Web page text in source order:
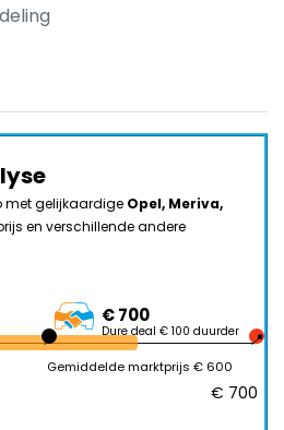
met gelijkaardige Opel, Meriva,
en verschillende andere
€ 700
Dure deal € 100 duurder
Gemiddelde marktprijs € 600
€ 700